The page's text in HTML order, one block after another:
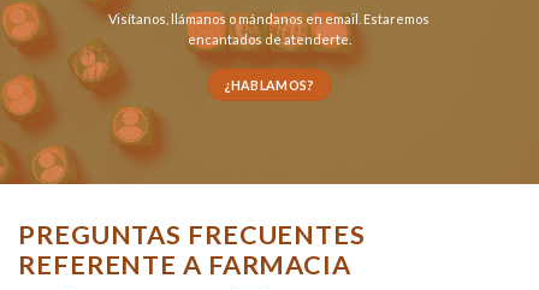
Visítanos, llámanosomándanos en email . Estaremos
encantados de atenderte.
¿HABLAMOS?
PREGUNTAS FRECUENTES
REFERENTE A FARMACIA